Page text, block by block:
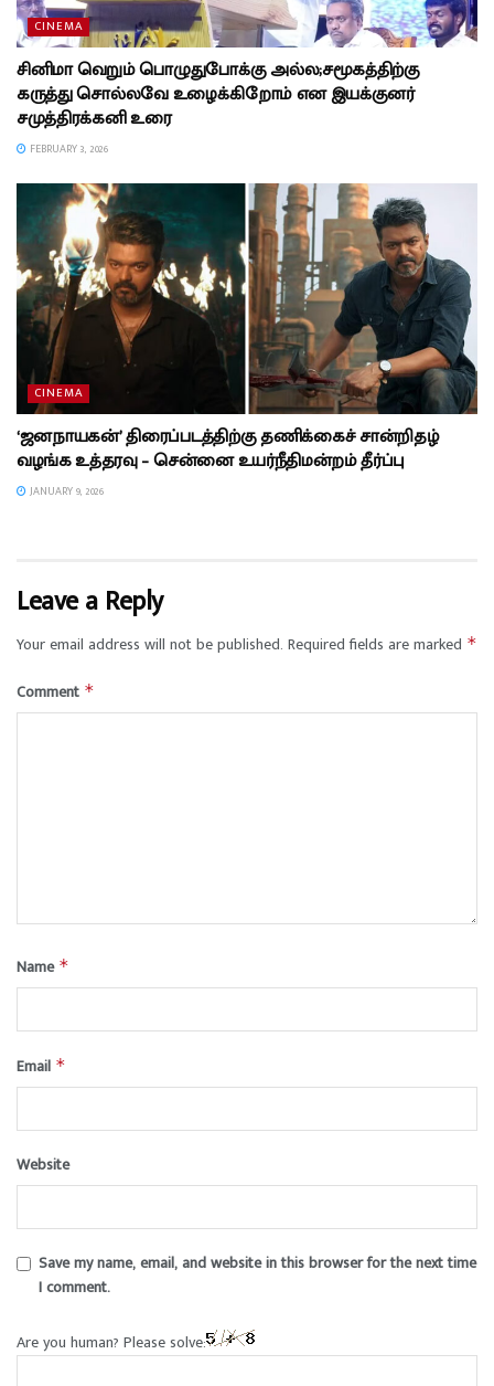
CINEMA
சினிமா வெறும் பொழுதுபோக்கு அல்ல;சமூகத்திற்கு
கருத்து சொல்லவே உழைக்கிறோம் என இயக்குனர்
சமுத்திரக்கனி உரை
FEBRUARY 3, 2026
CINEMA
‘ஜனநாயகன்’ திரைப்படத்திற்கு தணிக்கைச் சான்றிதழ்
வழங்க உத்தரவு – சென்னை உயர்நீதிமன்றம் தீர்ப்பு
JANUARY 9, 2026
Leave a Reply
Your email address will not be published. Required fields are marked *
Comment *
Name *
Email *
Website
Save my name, email, and website in this browser for the next time
I comment.
Are you human? Please solve: